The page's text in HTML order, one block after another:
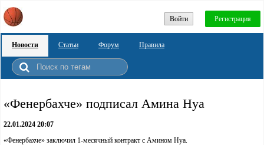
Войти Регистрация
Новости Статьи Форум Правила
«Фенербахче» подписал Амина Нуа
22.01.2024 20:07
«Фенербахче» заключил 1-месячный контракт с Амином Нуа.